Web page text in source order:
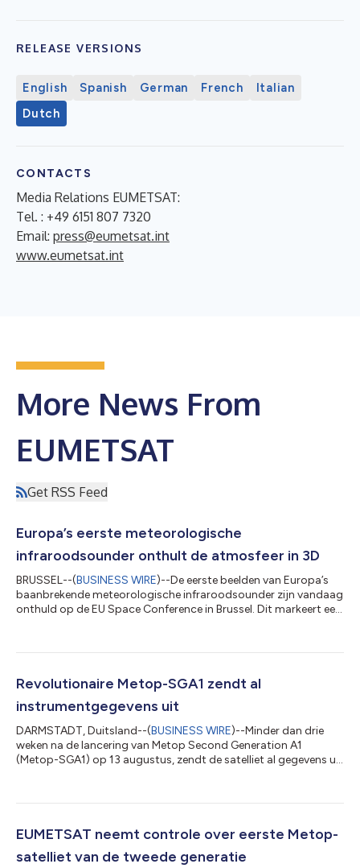
RELEASE VERSIONS
English Spanish German French
Italian
Dutch
CONTACTS
Media Relations EUMETSAT:
Tel. : +49 6151 807 7320
Email: press@eumetsat.int
www.eumetsat.int
More News From
EUMETSAT
Get RSS Feed
Europa’s eerste meteorologische
infraroodsounder onthult de atmosfeer in 3D
BRUSSEL--(BUSINESS WIRE)--De eerste beelden van Europa’s
baanbrekende meteorologische infraroodsounder zijn vandaag
onthuld op de EU Space Conference in Brussel. Dit markeert een
beelden zijn vastgelegd door de Infraroodsounder (IRS) aan
eerste Europese satelliet in geostationaire baan die een
hyperspectrale atmosferische sound...
Revolutionaire Metop-SGA1 zendt al
instrumentgegevens uit
DARMSTADT, Duitsland--(BUSINESS WIRE)--Minder dan drie
weken na de lancering van Metop Second Generation A1
(Metop-SGA1) op 13 augustus, zendt de satelliet al gegevens uit
(RO), bieden een eerste blik op de baanbrekende
De satelliet is de eerste die wordt ingezet van het EUMETSAT
EUMETSAT neemt controle over eerste Metop-
satelliet van de tweede generatie